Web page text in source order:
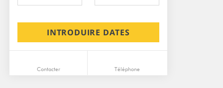
INTRODUIRE DATES
Contacter Téléphone